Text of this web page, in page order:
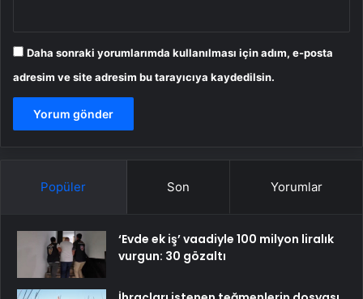
Daha sonraki yorumlarımda kullanılması için adım, e-posta
adresim ve site adresim bu tarayıcıya kaydedilsin.
Popüler Son Yorumlar
‘Evde ek iş’ vaadiyle 100 milyon liralık
vurgun: 30 gözaltı